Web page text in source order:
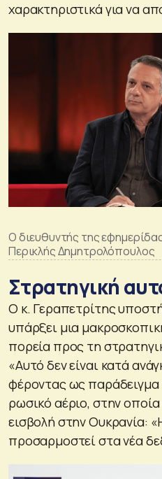
χαρακτηριστικά για να
Ο διευθυντής της
Περικλής Δημητρολόπουλος
Στρατηγική
Ο κ. Γεραπετρίτης
υπάρξει μια
πορεία προς τη
«Αυτό δεν είναι κατά
φέροντας ως
ρωσικό αέριο, στην
εισβολή στην Ουκρανία:
προσαρμοστεί στα νέα